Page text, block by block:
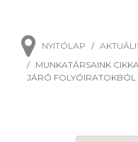
NYITÓLAP
MUNKATÁRSAINK
JÁRÓ FOLYÓIRATOKBÓL